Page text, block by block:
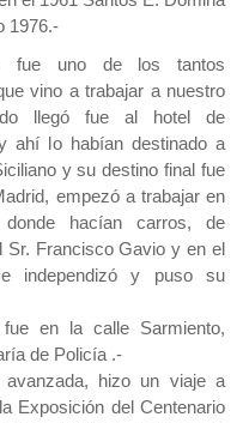
1976.-
fue uno de los tantos
vino a trabajar a nuestro
llegó fue al hotel de
ahí lo habían destinado a
y su destino final fue
empezó a trabajar en
hacían carros, de
Sr. Francisco Gavio y en el
independizó y puso su
en la calle Sarmiento,
de Policía .-
hizo un viaje a
Exposición del Centenario